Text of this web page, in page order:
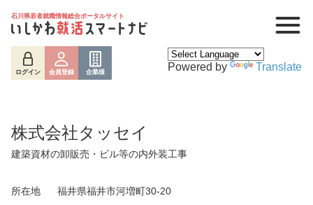
石川県若者就職情報総合ポータルサイト
ログイン 会員登録 企業様 Powered by Translate
株式会社タッセイ
建築資材の卸販売・ビル等の内外装工事
所在地
福井県福井市河増町30-20